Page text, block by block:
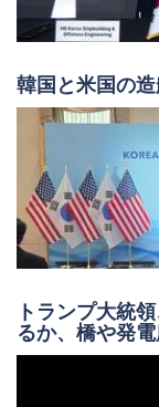
韓国と米国の
トランプ大統
るか、橋や発電